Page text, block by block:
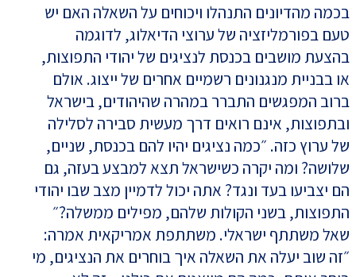
בכמה מהדיונים התנהלו ויכוחים על השאלה האם יש
טעם בפורמליזציה של ערוצי הדיאלוג, לדוגמה
בהצעת מושבים בכנסת לנציגים של יהודי התפוצות,
או בבניית מנגנונים רשמיים אחרים של ייצוג. אולם
ברוב המפגשים התברר במהרה שהיהודים, בישראל
ובתפוצות, אינם רואים דרך מעשית סבירה לסלילה
של ערוץ כזה. ״כמה נציגים יהיו להם בכנסת, שניים,
שלושה? ומה יקרה כשישראל תצא למבצע בעזה, גם
הם יצביעו בעד ונגד? אתה יכול לדמיין מצב שבו יהודי
התפוצות, בשני הקולות שלהם, מפילים ממשלה?״
שאל משתתף ישראלי. משתתפת אמריקאית אמרה:
״זה שוב יעלה את השאלה איך בוחרים את הנציגים, מי